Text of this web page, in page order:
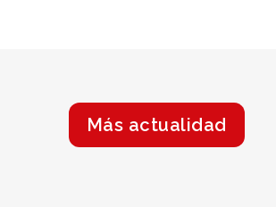
Más actualidad